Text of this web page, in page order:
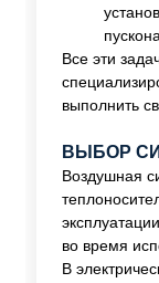
Все эти
выполнить
ВЫБОР
Воздушная
во время
В